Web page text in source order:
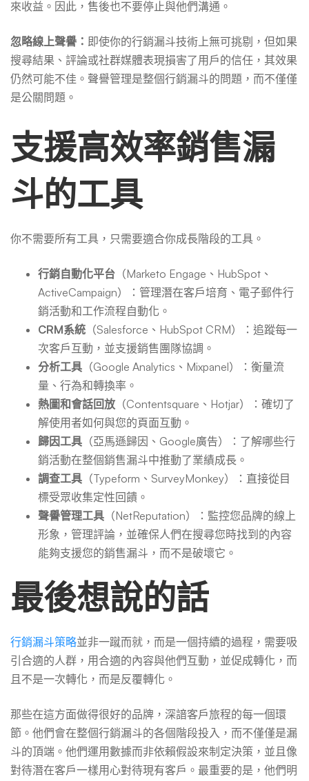
來收益。因此，售後也不要停止與他們溝通。
忽略線上聲譽： 即使你的行銷漏斗技術上無可挑剔，但如果
搜尋結果、評論或社群媒體表現損害了用戶的信任，其效果
仍然可能不佳。聲譽管理是整個行銷漏斗的問題，而不僅僅
是公關問題。
支援高效率銷售漏
斗的工具
你不需要所有工具，只需要適合你成長階段的工具。
行銷自動化平台 （Marketo Engage、HubSpot、
ActiveCampaign）：管理潛在客戶培育、電子郵件行
銷活動和工作流程自動化。
CRM系統 （Salesforce、HubSpot CRM）：追蹤每一
次客戶互動，並支援銷售團隊協調。
分析工具 （Google Analytics、Mixpanel）：衡量流
量、行為和轉換率。
熱圖和會話回放 （Contentsquare、Hotjar）：確切了
解使用者如何與您的頁面互動。
歸因工具 （亞馬遜歸因、Google廣告）：了解哪些行
銷活動在整個銷售漏斗中推動了業績成長。
調查工具 （Typeform、SurveyMonkey）：直接從目
標受眾收集定性回饋。
聲譽管理工具 （NetReputation）：監控您品牌的線上
形象，管理評論，並確保人們在搜尋您時找到的內容
能夠支援您的銷售漏斗，而不是破壞它。
最後想說的話
行銷漏斗策略並非一蹴而就，而是一個持續的過程，需要吸
引合適的人群，用合適的內容與他們互動，並促成轉化，而
且不是一次轉化，而是反覆轉化。
那些在這方面做得很好的品牌，深諳客戶旅程的每一個環
節。他們會在整個行銷漏斗的各個階段投入，而不僅僅是漏
斗的頂端。他們運用數據而非依賴假設來制定決策，並且像
對待潛在客戶一樣用心對待現有客戶。最重要的是，他們明